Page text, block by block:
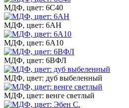
МДФ, цвет: 6С40
МДФ, цвет: 6АН
МДФ, цвет: 6А10
МДФ, цвет: 6ВФЛ
МДФ, цвет: дуб выбеленный
МДФ, цвет: венге светлый